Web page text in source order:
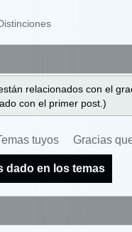
relacionados con el
con el primer post.)
tuyos Gracias
dado en los temas